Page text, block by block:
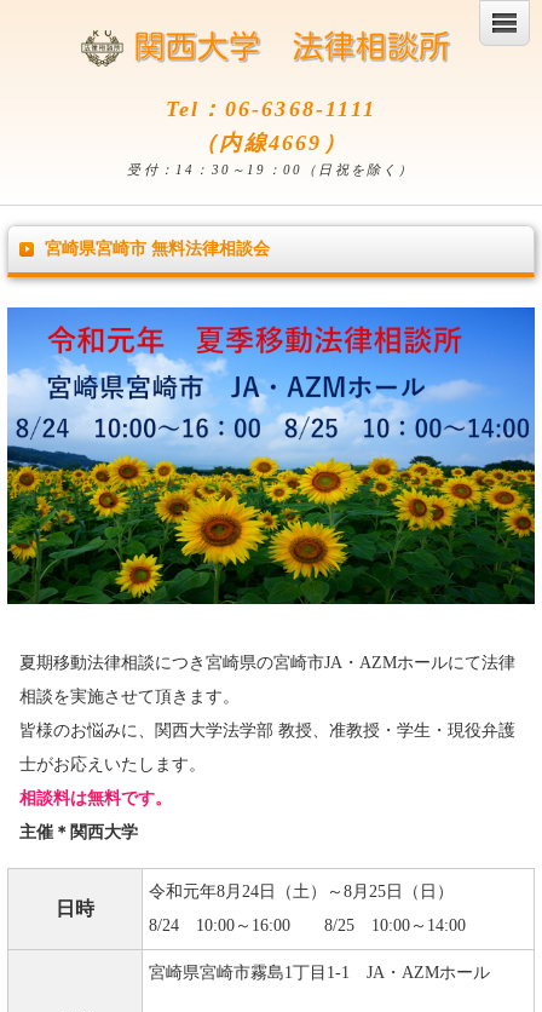
Tel：06-6368-1111
（内線4669）
受付：14：30～19：00（日祝を除く）
宮崎県宮崎市 無料法律相談会
夏期移動法律相談につき宮崎県の宮崎市JA・AZMホールにて法律
相談を実施させて頂きます。
皆様のお悩みに、関西大学法学部 教授、准教授・学生・現役弁護
士がお応えいたします。
相談料は無料です。
主催＊関西大学
日時
令和元年8月24日（土）～8月25日（日）
8/24 10:00～16:00 8/25 10:00～14:00
宮崎県宮崎市霧島1丁目1-1 JA・AZMホール